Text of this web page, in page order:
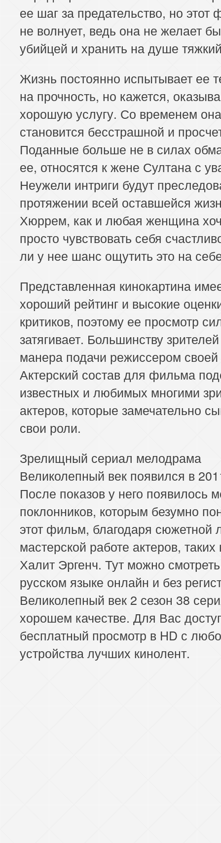
ее шаг за предательство, но этот
не волнует, ведь она не желает
убийцей и хранить на душе
Жизнь постоянно испытывает ее
на прочность, но кажется,
хорошую услугу. Со временем она
становится бесстрашной и
Поданные больше не в силах
ее, относятся к жене Султана с
Неужели интриги будут
протяжении всей оставшейся
Хюррем, как и любая женщина
просто чувствовать себя
ли у нее шанс ощутить это на
Представленная кинокартина
хороший рейтинг и высокие
критиков, поэтому ее просмотр
затягивает. Большинству
манера подачи режиссером
Актерский состав для фильма
известных и любимых многими
актеров, которые замечательно
свои роли.
Зрелищный сериал мелодрама
Великолепный век появился в
После показов у него появилось
поклонников, которым безумно
этот фильм, благодаря сюжетной
мастерской работе актеров, таких
Халит Эргенч. Тут можно
русском языке онлайн и без
Великолепный век 2 сезон 38
хорошем качестве. Для Вас
бесплатный просмотр в HD с
устройства лучших кинолент.